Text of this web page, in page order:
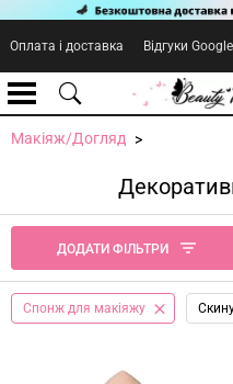
Оплата і доставка Відгуки Google
Макіяж/Догляд
ДОДАТИ ФІЛЬТРИ
Спонж для макіяжу